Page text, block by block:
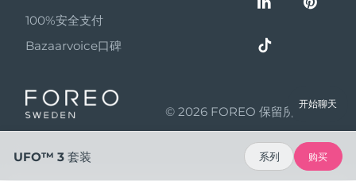
伙伴计划
联盟新闻
成为合作伙伴
100%安全支付
Bazaarvoice口碑
© 2026 FOREO 保留所有权利
开始聊天
UFO™ 3 套装 系列 购买